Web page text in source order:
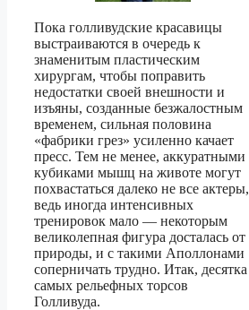
Пока голливудские красавицы
выстраиваются в очередь к
знаменитым пластическим
хирургам, чтобы поправить
недостатки своей внешности и
изъяны, созданные безжалостным
временем, сильная половина
«фабрики грез» усиленно качает
пресс. Тем не менее, аккуратными
кубиками мышц на животе могут
похвастаться далеко не все актеры,
ведь иногда интенсивных
тренировок мало — некоторым
великолепная фигура досталась от
природы, и с такими Аполлонами
соперничать трудно. Итак, десятка
самых рельефных торсов
Голливуда.